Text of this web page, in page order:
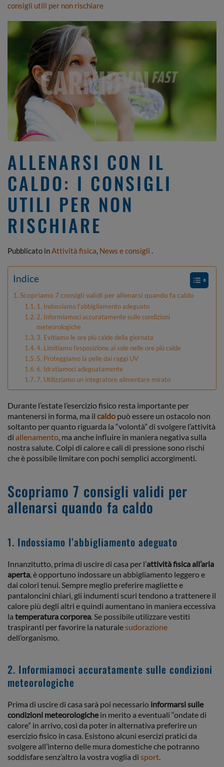
consigli utili per non rischiare
ALLENARSI CON IL
CALDO: I CONSIGLI
UTILI PER NON
RISCHIARE
Pubblicato inAttività fisica, News e consigli .
Indice
Scopriamo 7 consigli validi per allenarsi quando fa caldo
1. Indossiamo l’abbigliamento adeguato
2. Informiamoci accuratamente sulle condizioni
meteorologiche
3. Evitiamo le ore più calde della giornata
4. Limitiamo l’esposizione al sole nelle ore più calde
5. Proteggiamo la pelle dai raggi UV
6. Idratiamoci adeguatamente
7. Utilizziamo un integratore alimentare mirato
Durante l’estate l’esercizio fisico resta importante per
mantenersi in forma, ma il caldo può essere un ostacolo non
soltanto per quanto riguarda la “volontà” di svolgere l’attività
di allenamento, ma anche influire in maniera negativa sulla
nostra salute. Colpi di calore e cali di pressione sono rischi
che è possibile limitare con pochi semplici accorgimenti.
Scopriamo 7 consigli validi per
allenarsi quando fa caldo
1. Indossiamo l’abbigliamento adeguato
Innanzitutto, prima di uscire di casa per l’attività fisica all’aria
aperta, è opportuno indossare un abbigliamento leggero e
dai colori tenui. Sempre meglio preferire magliette e
pantaloncini chiari, gli indumenti scuri tendono a trattenere il
calore più degli altri e quindi aumentano in maniera eccessiva
la temperatura corporea. Se possibile utilizzare vestiti
traspiranti per favorire la naturalesudorazione
dell’organismo.
2. Informiamoci accuratamente sulle condizioni
meteorologiche
Prima di uscire di casa sarà poi necessario informarsi sulle
condizioni meteorologichein merito a eventuali “ondate di
calore” in arrivo, così da poter in alternativa preferire un
esercizio fisico in casa. Esistono alcuni esercizi pratici da
svolgere all’interno delle mura domestiche che potranno
soddisfare senz’altro la vostra voglia di sport.